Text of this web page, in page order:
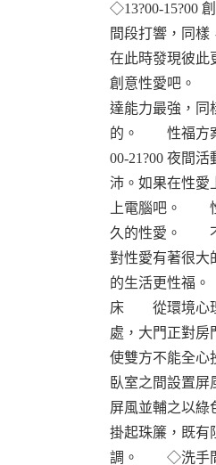
◇13?00-15?00
間段打響，同樣
在此時發現彼
創意性愛吧。
達能力最強，同
的。 性福方
00-21?00 夜間
沛。如果在性愛
上電腦吧。
久的性愛。
對性愛有著很大
的生活更性福
床 從環境心理
處，大門正對房
使雙方不能全
臥室之間設置屏
屏風並輔之以
掛起珠簾，既有
調。 ◇洗手間